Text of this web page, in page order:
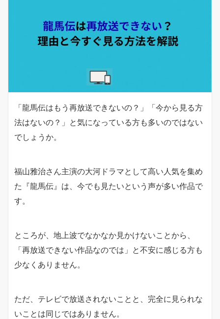
「龍馬伝はもう再放送できないの？」「今から見る方
法はないの？」と気になっている方も多いのではない
でしょうか。
福山雅治さん主演の大河ドラマとして高い人気を集め
た『龍馬伝』は、今でも見たいという声が多い作品で
す。
ところが、地上波でなかなか見かけないことから、
「再放送できない作品なのでは」と不安に感じる方も
少なくありません。
ただ、テレビで放送されないことと、完全に見られな
いことは同じではありません。